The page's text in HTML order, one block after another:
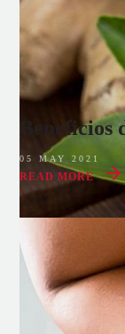
Beneficios
05 MAY 2021
READ MORE